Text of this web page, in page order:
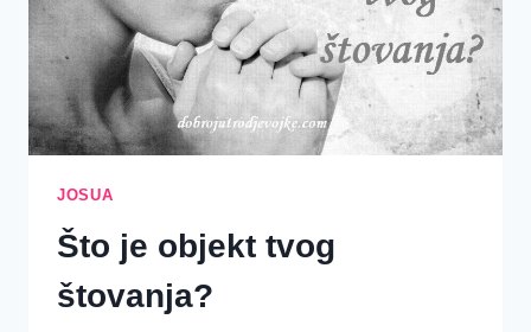
JOSUA
Što je objekt tvog
štovanja?